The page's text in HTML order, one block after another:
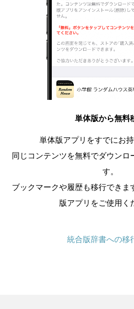
単体版から無料
単体版アプリをすでにお持
同じコンテンツを無料でダウンロ
す。
ブックマークや履歴も移行できま
版アプリをご使用く
統合版辞書への移